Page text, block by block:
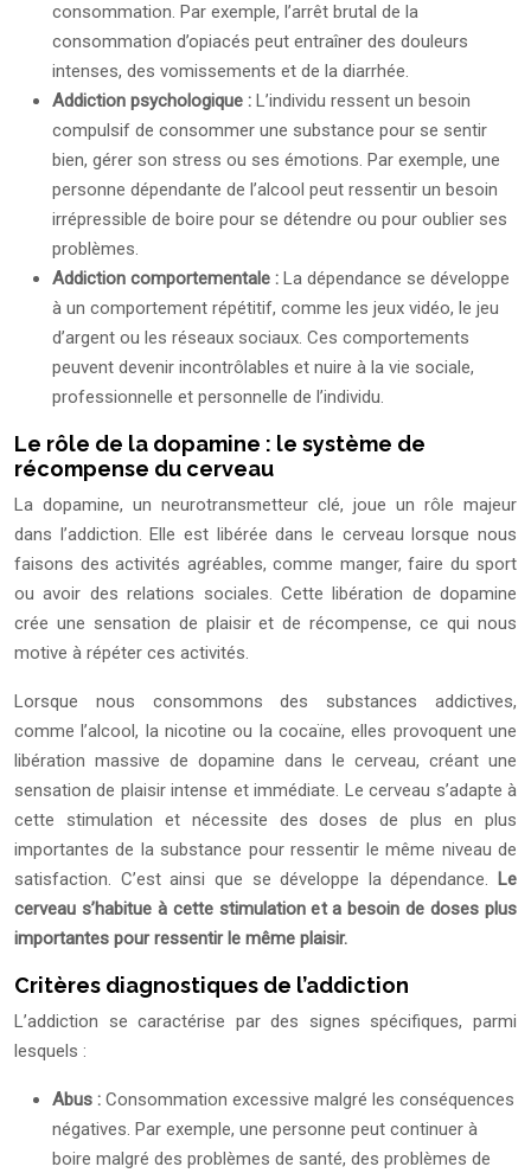
consommation. Par exemple, l’arrêt brutal de la
consommation d’opiacés peut entraîner des douleurs
intenses, des vomissements et de la diarrhée.
Addiction psychologique : L’individu ressent un besoin
compulsif de consommer une substance pour se sentir
bien, gérer son stress ou ses émotions. Par exemple, une
personne dépendante de l’alcool peut ressentir un besoin
irrépressible de boire pour se détendre ou pour oublier ses
problèmes.
Addiction comportementale : La dépendance se développe
à un comportement répétitif, comme les jeux vidéo, le jeu
d’argent ou les réseaux sociaux. Ces comportements
peuvent devenir incontrôlables et nuire à la vie sociale,
professionnelle et personnelle de l’individu.
Le rôle de la dopamine : le système de
récompense du cerveau
La dopamine, un neurotransmetteur clé, joue un rôle majeur
dans l’addiction. Elle est libérée dans le cerveau lorsque nous
faisons des activités agréables, comme manger, faire du sport
ou avoir des relations sociales. Cette libération de dopamine
crée une sensation de plaisir et de récompense, ce qui nous
motive à répéter ces activités.
Lorsque nous consommons des substances addictives,
comme l’alcool, la nicotine ou la cocaïne, elles provoquent une
libération massive de dopamine dans le cerveau, créant une
sensation de plaisir intense et immédiate. Le cerveau s’adapte à
cette stimulation et nécessite des doses de plus en plus
importantes de la substance pour ressentir le même niveau de
satisfaction. C’est ainsi que se développe la dépendance. Le
cerveau s’habitue à cette stimulation et a besoin de doses plus
importantes pour ressentir le même plaisir.
Critères diagnostiques de l’addiction
L’addiction se caractérise par des signes spécifiques, parmi
lesquels :
Abus : Consommation excessive malgré les conséquences
négatives. Par exemple, une personne peut continuer à
boire malgré des problèmes de santé, des problèmes de